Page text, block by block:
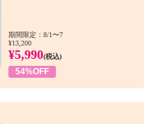
期間限定：8/1〜7
¥13,200
¥5,990(税込)
54%OFF